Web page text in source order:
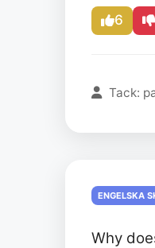
6
Tack:
ENGELSKA
Why